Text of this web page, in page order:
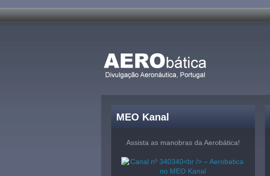
MEO Kanal
Assista as manobras da Aerobática!